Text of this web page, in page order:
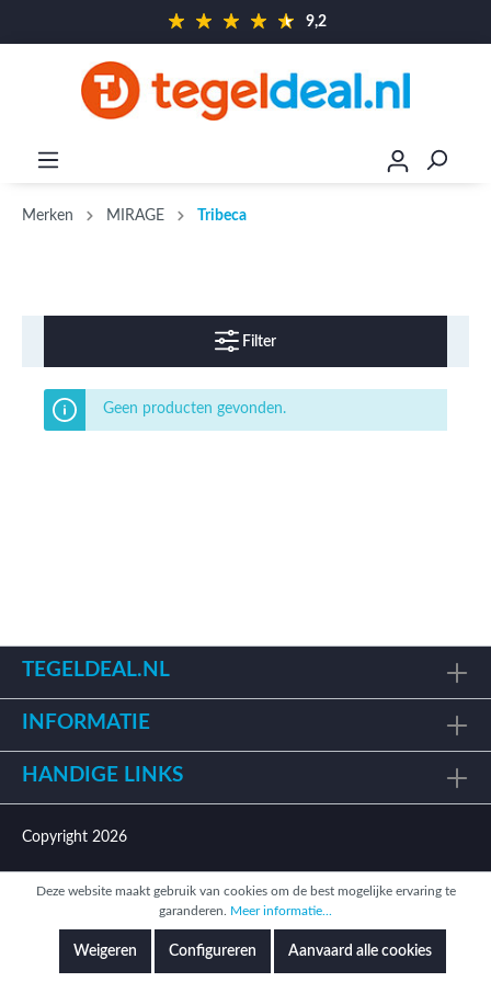
9,2
Merken MIRAGE Tribeca
Filter
Geen producten gevonden.
TEGELDEAL.NL
INFORMATIE
HANDIGE LINKS
Copyright 2026
Deze website maakt gebruik van cookies om de best mogelijke ervaring te
garanderen. Meer informatie...
Weigeren Configureren Aanvaard alle cookies